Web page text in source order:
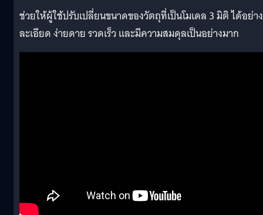
ช่วยให้ผู้ใช้ปรับเปลี่ยนขนาดของวัตถุที่เป็นโมเดล 3 มิติ ได้อย่าง
ละเอียด ง่ายดาย รวดเร็ว และมีความสมดุลเป็นอย่างมาก